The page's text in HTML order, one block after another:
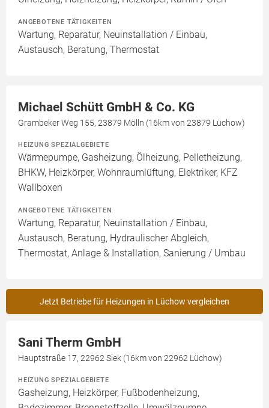
ANGEBOTENE TÄTIGKEITEN
Wartung, Reparatur, Neuinstallation / Einbau,
Austausch, Beratung, Thermostat
Michael Schütt GmbH & Co. KG
Grambeker Weg 155, 23879 Mölln (16km von 23879 Lüchow)
HEIZUNG SPEZIALGEBIETE
Wärmepumpe, Gasheizung, Ölheizung, Pelletheizung,
BHKW, Heizkörper, Wohnraumlüftung, Elektriker, KFZ
Wallboxen
ANGEBOTENE TÄTIGKEITEN
Wartung, Reparatur, Neuinstallation / Einbau,
Austausch, Beratung, Hydraulischer Abgleich,
Thermostat, Anlage & Installation, Sanierung / Umbau
Jetzt Betriebe für Heizungen in Lüchow vergleichen
Sani Therm GmbH
Hauptstraße 17, 22962 Siek (16km von 22962 Lüchow)
HEIZUNG SPEZIALGEBIETE
Gasheizung, Heizkörper, Fußbodenheizung,